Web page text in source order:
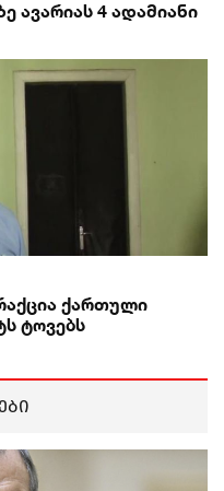
ავარიას 4 ადამიანი
ქართული
ტოვებს